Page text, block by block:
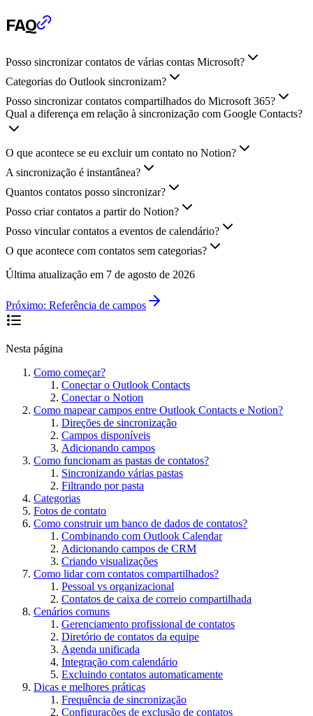
FAQ
Posso sincronizar contatos de várias contas Microsoft?
Categorias do Outlook sincronizam?
Posso sincronizar contatos compartilhados do Microsoft 365?
Qual a diferença em relação à sincronização com Google Contacts?
O que acontece se eu excluir um contato no Notion?
A sincronização é instantânea?
Quantos contatos posso sincronizar?
Posso criar contatos a partir do Notion?
Posso vincular contatos a eventos de calendário?
O que acontece com contatos sem categorias?
Última atualização em 7 de agosto de 2026
Próximo: Referência de campos
Nesta página
Como começar?
Conectar o Outlook Contacts
Conectar o Notion
Como mapear campos entre Outlook Contacts e Notion?
Direções de sincronização
Campos disponíveis
Adicionando campos
Como funcionam as pastas de contatos?
Sincronizando várias pastas
Filtrando por pasta
Categorias
Fotos de contato
Como construir um banco de dados de contatos?
Combinando com Outlook Calendar
Adicionando campos de CRM
Criando visualizações
Como lidar com contatos compartilhados?
Pessoal vs organizacional
Contatos de caixa de correio compartilhada
Cenários comuns
Gerenciamento profissional de contatos
Diretório de contatos da equipe
Agenda unificada
Integração com calendário
Excluindo contatos automaticamente
Dicas e melhores práticas
Frequência de sincronização
Configurações de exclusão de contatos